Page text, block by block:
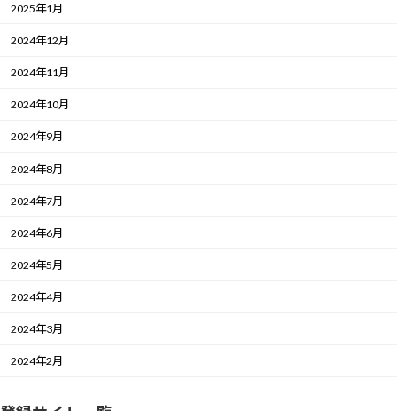
2025年1月
2024年12月
2024年11月
2024年10月
2024年9月
2024年8月
2024年7月
2024年6月
2024年5月
2024年4月
2024年3月
2024年2月